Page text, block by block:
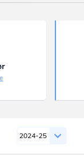
og compliant
kundeemner
Kun
Ownr ajour
2024-25